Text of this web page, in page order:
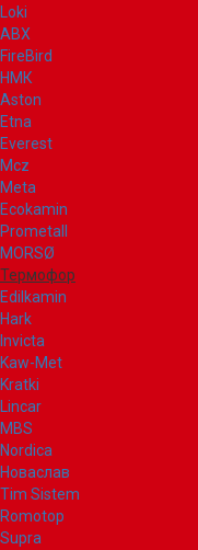
Loki
ABX
FireBird
НМК
Aston
Etna
Everest
Mcz
Meta
Ecokamin
Prometall
MORSØ
Термофор
Edilkamin
Hark
Invicta
Kaw-Met
Kratki
Lincar
MBS
Nordica
Новаслав
Tim Sistem
Romotop
Supra